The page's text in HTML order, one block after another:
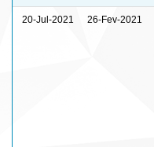
20-Jul-2021 26-Fev-2021